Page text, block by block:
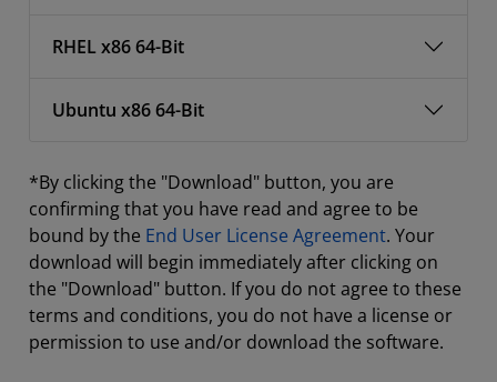
RHEL x86 64-Bit
Ubuntu x86 64-Bit
*By clicking the "Download" button, you are
confirming that you have read and agree to be
bound by the End User License Agreement. Your
download will begin immediately after clicking on
the "Download" button. If you do not agree to these
terms and conditions, you do not have a license or
permission to use and/or download the software.